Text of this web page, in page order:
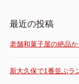
最近の投稿
老舗和菓子屋の絶品か
新大久保で1番並ぶラ